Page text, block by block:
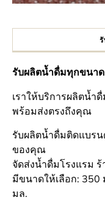
รับผลิตน้ำดื่มทุกขนาด
เราให้บริการผลิตน้ำ
พร้อมส่งตรงถึงคุณ
รับผลิตน้ำดื่มติดแบร
ของคุณ
จัดส่งน้ำดื่มโรงแรม
มีขนาดให้เลือก: 350
มล.